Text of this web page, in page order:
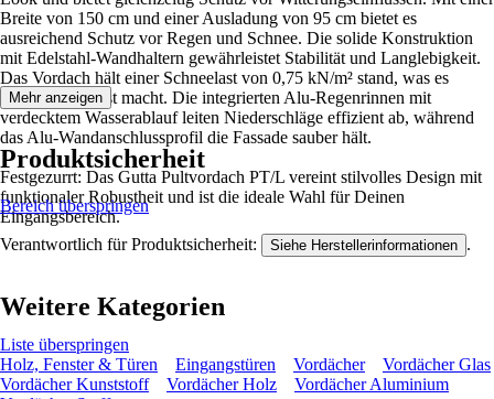
Breite von 150 cm und einer Ausladung von 95 cm bietet es
ausreichend Schutz vor Regen und Schnee. Die solide Konstruktion
mit Edelstahl-Wandhaltern gewährleistet Stabilität und Langlebigkeit.
Das Vordach hält einer Schneelast von 0,75 kN/m² stand, was es
besonders robust macht. Die integrierten Alu-Regenrinnen mit
verdecktem Wasserablauf leiten Niederschläge effizient ab, während
das Alu-Wandanschlussprofil die Fassade sauber hält.
Festgezurrt: Das Gutta Pultvordach PT/L vereint stilvolles Design mit
funktionaler Robustheit und ist die ideale Wahl für Deinen
Eingangsbereich.
Mehr anzeigen
Produktsicherheit
Bereich überspringen
Verantwortlich für Produktsicherheit: Siehe Herstellerinformationen .
Weitere Kategorien
Liste überspringen
Holz, Fenster & Türen
Eingangstüren Vordächer
Vordächer Glas
Vordächer Kunststoff
Vordächer Holz
Vordächer Aluminium